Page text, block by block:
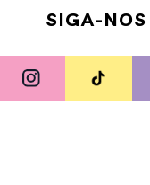
SIGA-